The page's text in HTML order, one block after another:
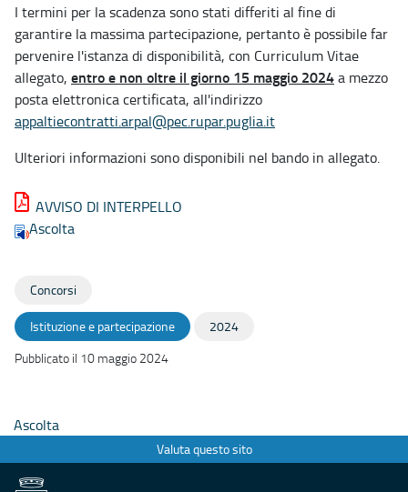
I termini per la scadenza sono stati differiti al fine di
garantire la massima partecipazione, pertanto è possibile far
pervenire l'istanza di disponibilità, con Curriculum Vitae
allegato, entro e non oltre il giorno 15 maggio 2024a mezzo
posta elettronica certificata, all'indirizzo
appaltiecontratti.arpal@pec.rupar.puglia.it
Ulteriori informazioni sono disponibili nel bando in allegato.
AVVISO DI INTERPELLO
Ascolta
Concorsi
Istituzione e partecipazione
2024
Pubblicato il 10 maggio 2024
Ascolta
Valuta questo sito